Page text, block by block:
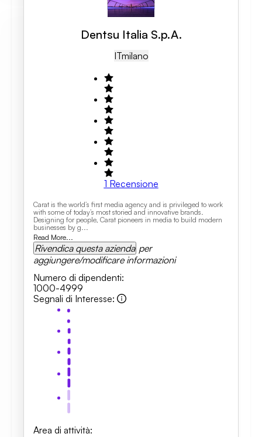
Dentsu Italia S.p.A.
ITMilano
1 Recensione
Carat is the world’s first media agency and is privileged to work
with some of today’s most storied and innovative brands.
Designing for people, Carat pioneers in media to build modern
businesses by g...
Read More...
Rivendica questa azienda per
aggiungere/modificare informazioni
Numero di dipendenti:
1000-4999
Segnali di Interesse:
Area di attività: